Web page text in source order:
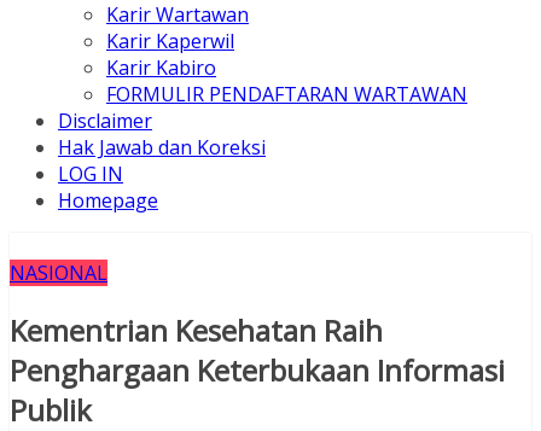
Karir Wartawan
Karir Kaperwil
Karir Kabiro
FORMULIR PENDAFTARAN WARTAWAN
Disclaimer
Hak Jawab dan Koreksi
LOG IN
Homepage
NASIONAL
Kementrian Kesehatan Raih
Penghargaan Keterbukaan Informasi
Publik